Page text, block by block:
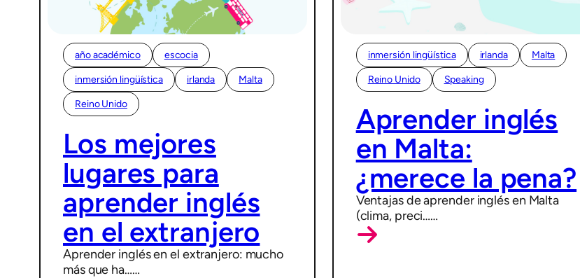
año académico escocia
inmersión lingüística irlanda Malta
Reino Unido
Los mejores
lugares para
aprender inglés
en el extranjero
Aprender inglés en el extranjero: mucho
más que ha……
inmersión lingüística irlanda Malta
Reino Unido
Speaking
Aprender inglés
en Malta:
¿merece la pena?
Ventajas de aprender inglés en Malta
(clima, preci……